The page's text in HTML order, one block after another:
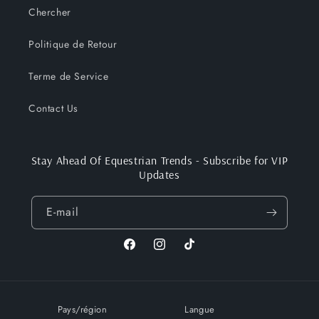
Chercher
Politique de Retour
Terme de Service
Contact Us
Stay Ahead Of Equestrian Trends - Subscribe for VIP
Updates
E-mail
FacebookInstagramTikTok
Pays/région Langue